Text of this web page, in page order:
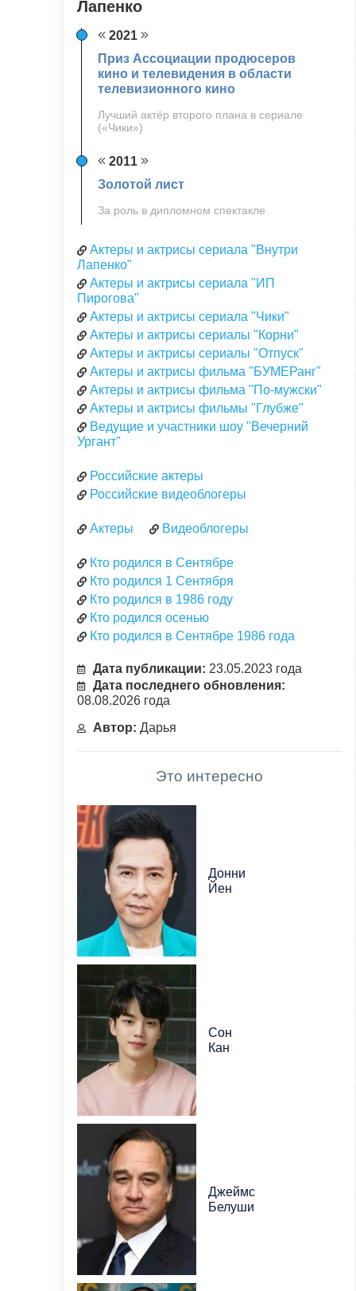
Лапенко
2021
Приз Ассоциации продюсеров
кино и телевидения в области
телевизионного кино
Лучший актёр второго плана в сериале
(«Чики»)
2011
Золотой лист
За роль в дипломном спектакле
Актеры и актрисы сериала "Внутри
Лапенко"
Актеры и актрисы сериала "ИП
Пирогова"
Актеры и актрисы сериала "Чики"
Актеры и актрисы сериалы "Корни"
Актеры и актрисы сериалы "Отпуск"
Актеры и актрисы фильма "БУМЕРанг"
Актеры и актрисы фильма "По-мужски"
Актеры и актрисы фильмы "Глубже"
Ведущие и участники шоу "Вечерний
Ургант"
Российские актеры
Российские видеоблогеры
Актеры Видеоблогеры
Кто родился в Сентябре
Кто родился 1 Сентября
Кто родился в 1986 году
Кто родился осенью
Кто родился в Сентябре 1986 года
Дата публикации: 23.05.2023 года
Дата последнего обновления:
08.08.2026 года
Автор: Дарья
Это интересно
Донни
Йен
Сон
Кан
Джеймс
Белуши